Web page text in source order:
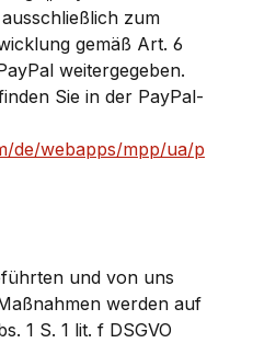
zum
gemäß Art. 6
weitergegeben.
Sie in der PayPal-
de/webapps/mpp/ua/p
und von uns
werden auf
1 S. 1 lit. f DSGVO